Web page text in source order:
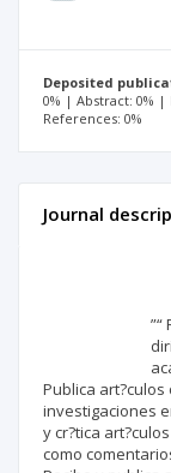
Deposited
0% | Abstract: 0% |
References: 0%
Journal
Publica
investigaciones
y cr?­tica
como